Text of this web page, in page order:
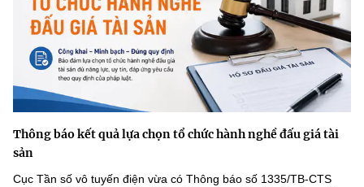
Thông báo kết quả lựa chọn tổ chức hành nghề đấu giá tài
sản
Cục Tần số vô tuyến điện vừa có Thông báo số 1335/TB-CTS